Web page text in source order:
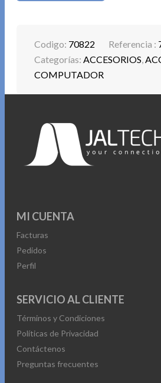
• Conexión múltiple: BT1 / BT2 / 2.4
dispositivos)
• Bluetooth 5.1 para conexión
• Indicador de nivel de batería
• Carcasa magnética
• Receptor USB nano incluido
• Puerto de carga: USB Tipo C
Disfruta precisión, comodidad y
diseñado para adaptarse a tu ritmo.
Codigo: 70822 Referencia :
Categorías: ACCESORIOS
COMPUTADOR
MI CUENTA
Facturas
Pedidos
Perfil
SERVICIO AL CLIENTE
Términos y Condiciones
Políticas de Privacidad
Contáctenos
Preguntas frecuentes